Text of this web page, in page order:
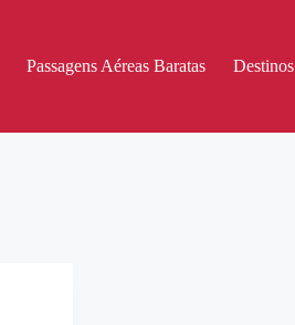
Passagens Aéreas Baratas Destinos